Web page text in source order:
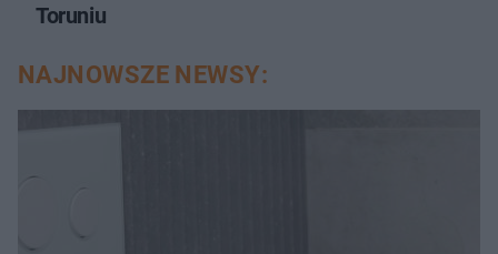
Toruniu
NAJNOWSZE NEWSY: